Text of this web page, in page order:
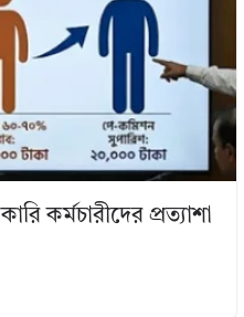
কর্মচারীদের প্রত্যাশা